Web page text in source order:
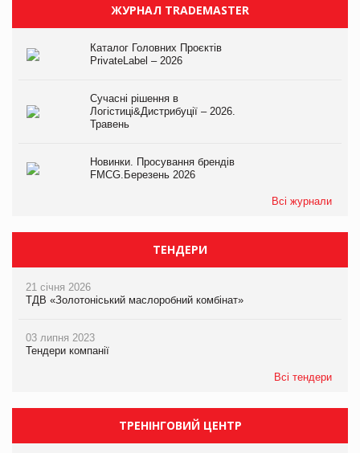
ЖУРНАЛ TRADEMASTER
Каталог Головних Проєктів
PrivateLabel – 2026
Сучасні рішення в
Логістиці&Дистрибуції – 2026.
Травень
Новинки. Просування брендів
FMCG.Березень 2026
Всі журнали
ТЕНДЕРИ
21 січня 2026
ТДВ «Золотоніський маслоробний комбінат»
03 липня 2023
Тендери компанії
Всі тендери
ТРЕНІНГОВИЙ ЦЕНТР